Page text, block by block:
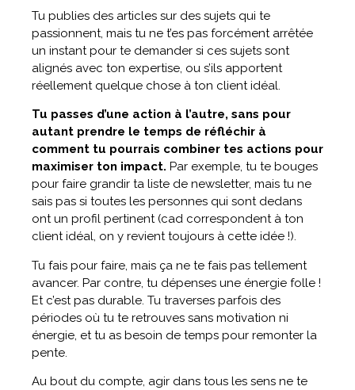
Tu publies des articles sur des sujets qui te
passionnent, mais tu ne t’es pas forcément arrêtée
un instant pour te demander si ces sujets sont
alignés avec ton expertise, ou s’ils apportent
réellement quelque chose à ton client idéal.
Tu passes d’une action à l’autre, sans pour
autant prendre le temps de réfléchir à
comment tu pourrais combiner tes actions pour
maximiser ton impact. Par exemple, tu te bouges
pour faire grandir ta liste de newsletter, mais tu ne
sais pas si toutes les personnes qui sont dedans
ont un profil pertinent (cad correspondent à ton
client idéal, on y revient toujours à cette idée !).
Tu fais pour faire, mais ça ne te fais pas tellement
avancer. Par contre, tu dépenses une énergie folle !
Et c’est pas durable. Tu traverses parfois des
périodes où tu te retrouves sans motivation ni
énergie, et tu as besoin de temps pour remonter la
pente.
Au bout du compte, agir dans tous les sens ne te